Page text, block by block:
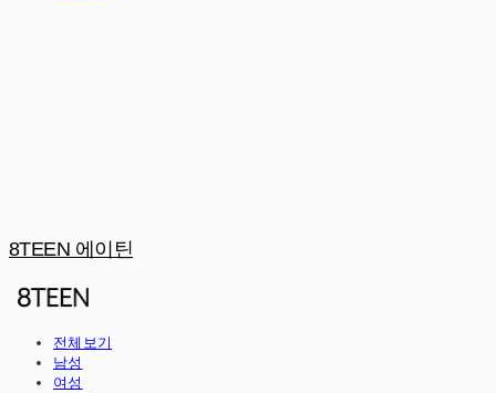
8TEEN 에이틴
전체보기
남성
여성